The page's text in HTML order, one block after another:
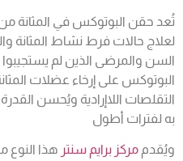
تُعد حقن البوتوكس في المثانة من
لعلاج حالات فرط نشاط المثانة
السن والمرضى الذين لم
البوتوكس على إرخاء عضلات
التقلصات اللاإرادية ويُحسن
به لفترات أطول
ويُقدم مركز برايم سنتر هذا النوع